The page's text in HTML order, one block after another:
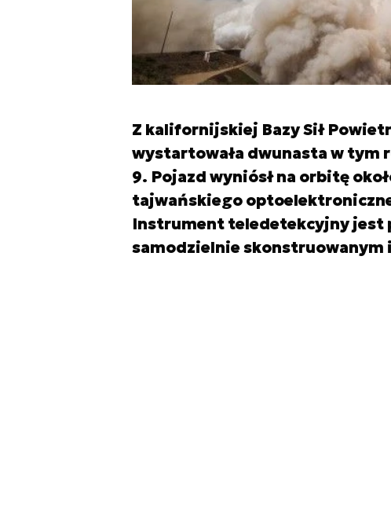
Z kalifornijskiej Bazy Sił
wystartowała dwunasta w tym
9. Pojazd wyniósł na orbitę
tajwańskiego
Instrument teledetekcyjny jest
samodzielnie skonstruowanym